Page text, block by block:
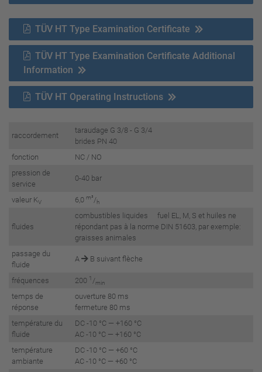
TÜV HT Type Examination Certificate
TÜV HT Type Examination Certificate Additional
Information
TÜV HT Operating Instructions
raccordement
taraudage G 3/8 - G 3/4
brides PN 40
fonction
NC / NO
pression de
service
0-40 bar
valeur KV 6,0 m³/h
fluides
combustibles liquides fuel EL, M, S et huiles ne
répondant pas à la norme DIN 51603, par exemple:
graisses animales
passage du
fluide
A B suivant flèche
fréquences 200 1 /min
temps de
réponse
ouverture 80 ms
fermeture 80 ms
température du
fluide
DC -10 °C — +160 °C
AC -10 °C — +160 °C
température
ambiante
DC -10 °C — +60 °C
AC -10 °C — +60 °C